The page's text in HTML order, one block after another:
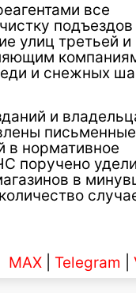
все
подъездов
улиц третьей и
и снежных
и
письменные
в нормативное
поручено
в
MAX Telegram